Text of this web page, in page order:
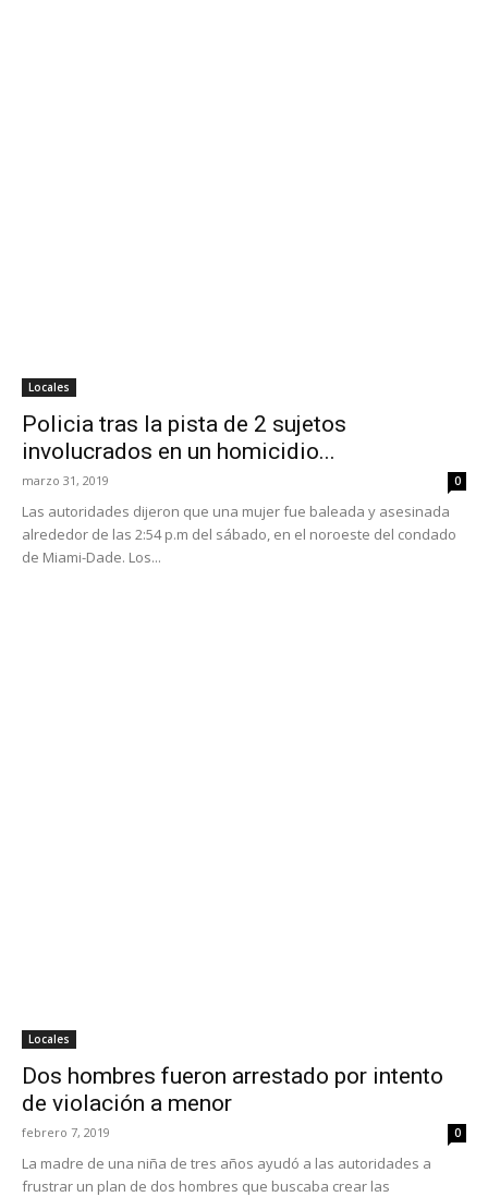
Locales
Policia tras la pista de 2 sujetos
involucrados en un homicidio...
marzo 31, 2019 0
Las autoridades dijeron que una mujer fue baleada y asesinada
alrededor de las 2:54 p.m del sábado, en el noroeste del condado
de Miami-Dade. Los...
Locales
Dos hombres fueron arrestado por intento
de violación a menor
febrero 7, 2019 0
La madre de una niña de tres años ayudó a las autoridades a
frustrar un plan de dos hombres que buscaba crear las